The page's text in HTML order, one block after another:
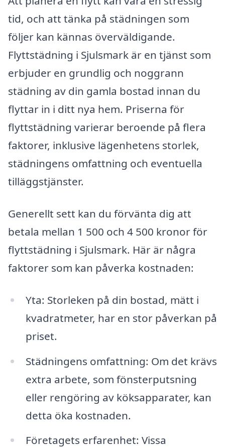
tid, och att tänka på städningen som
följer kan kännas överväldigande.
Flyttstädning i Sjulsmark är en tjänst som
erbjuder en grundlig och noggrann
städning av din gamla bostad innan du
flyttar in i ditt nya hem. Priserna för
flyttstädning varierar beroende på flera
faktorer, inklusive lägenhetens storlek,
städningens omfattning och eventuella
tilläggstjänster.
Generellt sett kan du förvänta dig att
betala mellan 1 500 och 4 500 kronor för
flyttstädning i Sjulsmark. Här är några
faktorer som kan påverka kostnaden:
Yta: Storleken på din bostad, mätt i
kvadratmeter, har en stor påverkan på
priset.
Städningens omfattning: Om det krävs
extra arbete, som fönsterputsning
eller rengöring av köksapparater, kan
detta öka kostnaden.
Företagets erfarenhet: Vissa